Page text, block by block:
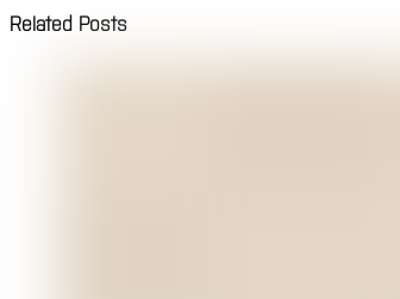
Related Posts